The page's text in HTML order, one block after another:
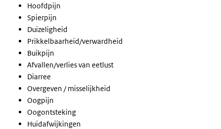
Hoofdpijn
Spierpijn
Duizeligheid
Prikkelbaarheid/verwardheid
Buikpijn
Afvallen/verlies van eetlust
Diarree
Overgeven / misselijkheid
Oogpijn
Oogontsteking
Huidafwijkingen